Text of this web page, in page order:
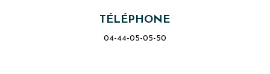
TÉLÉPHONE
04-44-05-05-50